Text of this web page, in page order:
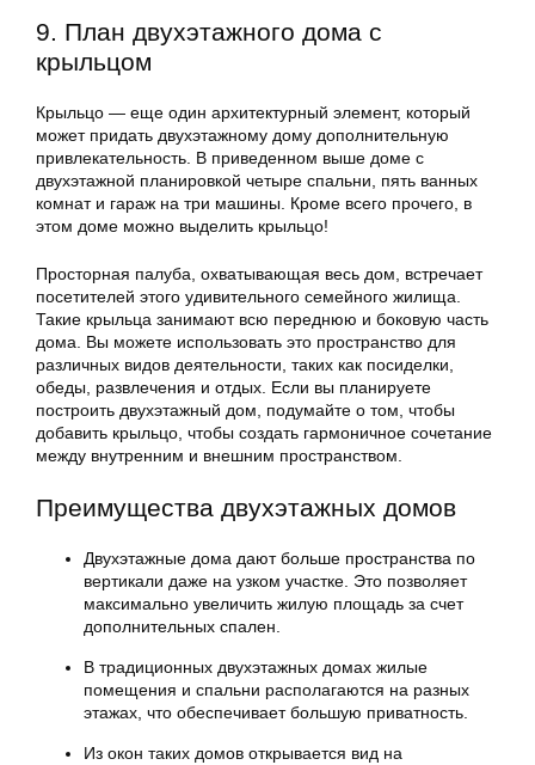
9. План двухэтажного дома с
крыльцом
Крыльцо — еще один архитектурный элемент, который
может придать двухэтажному дому дополнительную
привлекательность. В приведенном выше доме с
двухэтажной планировкой четыре спальни, пять ванных
комнат и гараж на три машины. Кроме всего прочего, в
этом доме можно выделить крыльцо!
Просторная палуба, охватывающая весь дом, встречает
посетителей этого удивительного семейного жилища.
Такие крыльца занимают всю переднюю и боковую часть
дома. Вы можете использовать это пространство для
различных видов деятельности, таких как посиделки,
обеды, развлечения и отдых. Если вы планируете
построить двухэтажный дом, подумайте о том, чтобы
добавить крыльцо, чтобы создать гармоничное сочетание
между внутренним и внешним пространством.
Преимущества двухэтажных домов
Двухэтажные дома дают больше пространства по
вертикали даже на узком участке. Это позволяет
максимально увеличить жилую площадь за счет
дополнительных спален.
В традиционных двухэтажных домах жилые
помещения и спальни располагаются на разных
этажах, что обеспечивает большую приватность.
Из окон таких домов открывается вид на